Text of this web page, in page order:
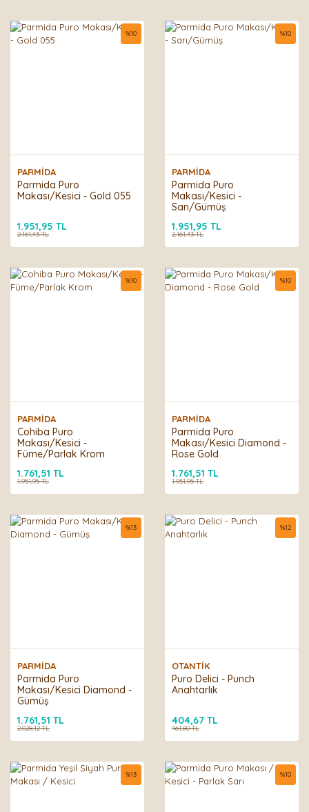
PARMİDA
Parmida Puro
Makası/Kesici - Gold 055
%10
1.951,95 TL
2.161,43 TL
PARMİDA
Parmida Puro
Makası/Kesici -
Sarı/Gümüş
%10
1.951,95 TL
2.161,43 TL
PARMİDA
Cohiba Puro
Makası/Kesici -
Füme/Parlak Krom
%10
1.761,51 TL
1.951,95 TL
PARMİDA
Parmida Puro
Makası/Kesici Diamond -
Rose Gold
%10
1.761,51 TL
1.951,95 TL
PARMİDA
Parmida Puro
Makası/Kesici Diamond -
Gümüş
%13
1.761,51 TL
2.028,12 TL
OTANTİK
Puro Delici - Punch
Anahtarlık
%12
404,67 TL
461,80 TL
%13 %10